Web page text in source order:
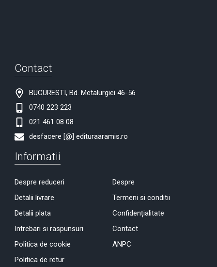
Contact
BUCURESTI, Bd. Metalurgiei 46-56
0740 223 223
021 461 08 08
desfacere [@] edituraaramis.ro
Informatii
Despre reduceri
Detalii livrare
Detalii plata
Intrebari si raspunsuri
Politica de cookie
Politica de retur
Despre
Termeni si conditii
Confidențialitate
Contact
ANPC